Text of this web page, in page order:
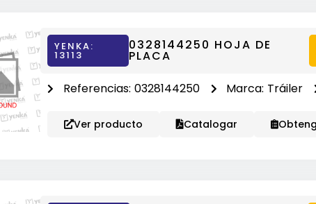
YENKA:
13113
0328144250 HOJA DE
PLACA
Referencias: 0328144250 Marca: Tráiler
Ver producto Catalogar